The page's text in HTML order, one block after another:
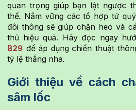
quan trọng giúp bạn lật ngược
thế. Nắm vững các tổ hợp tứ
đôi thông sẽ giúp chặn heo và
thủ hiệu quả. Hãy đọc ngay
B29 để áp dụng chiến thuật
tỷ lệ thắng nha.
Giới thiệu về cách
sâm lốc